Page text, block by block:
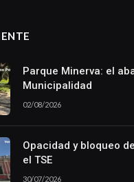
Parque Minerva: el
Municipalidad
02/08/2026
Opacidad y bloqueo
el TSE
30/07/2026